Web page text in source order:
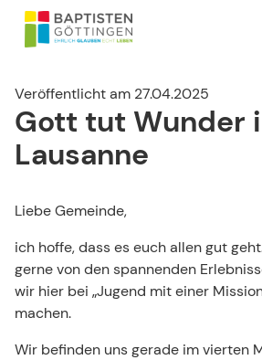
Veröffentlicht am 27.04.2025
Gott tut Wunder
Lausanne
Liebe Gemeinde,
ich hoffe, dass es euch allen gut
gerne von den spannenden
wir hier bei „Jugend mit einer
machen.
Wir befinden uns gerade im vierten